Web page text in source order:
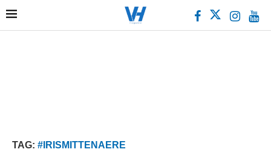
TAG: #IRISMITTENAERE